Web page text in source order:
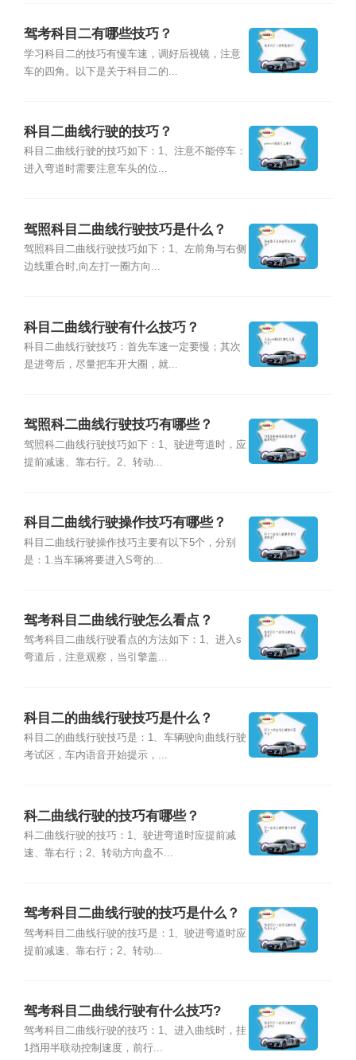
驾考科目二有哪些技巧？
学习科目二的技巧有慢车速，调好后视镜，注意
车的四角。以下是关于科目二的...
科目二曲线行驶的技巧？
科目二曲线行驶的技巧如下：1、注意不能停车：
进入弯道时需要注意车头的位...
驾照科目二曲线行驶技巧是什么？
驾照科目二曲线行驶技巧如下：1、左前角与右侧
边线重合时,向左打一圈方向...
科目二曲线行驶有什么技巧？
科目二曲线行驶技巧：首先车速一定要慢；其次
是进弯后，尽量把车开大圈，就...
驾照科二曲线行驶技巧有哪些？
驾照科二曲线行驶技巧如下：1、驶进弯道时，应
提前减速、靠右行。2、转动...
科目二曲线行驶操作技巧有哪些？
科目二曲线行驶操作技巧主要有以下5个，分别
是：1.当车辆将要进入S弯的...
驾考科目二曲线行驶怎么看点？
驾考科目二曲线行驶看点的方法如下：1、进入s
弯道后，注意观察，当引擎盖...
科目二的曲线行驶技巧是什么？
科目二的曲线行驶技巧是：1、车辆驶向曲线行驶
考试区，车内语音开始提示，...
科二曲线行驶的技巧有哪些？
科二曲线行驶的技巧：1、驶进弯道时应提前减
速、靠右行；2、转动方向盘不...
驾考科目二曲线行驶的技巧是什么？
驾考科目二曲线行驶的技巧是：1、驶进弯道时应
提前减速、靠右行；2、转动...
驾考科目二曲线行驶有什么技巧?
驾考科目二曲线行驶的技巧：1、进入曲线时，挂
1挡用半联动控制速度，前行...